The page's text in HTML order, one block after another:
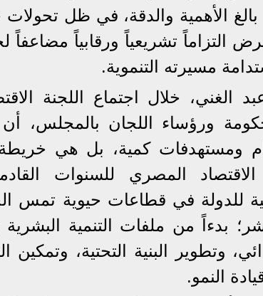
الأهمية والدقة، في ظل تحولات
التزاماً تشريعياً ورقابياً
مسيرته التنموية.
الغني، خلال اجتماع اللجنة
ورؤساء اللجان بالمجلس، أن
ومستهدفات كمية، بل هي
المصري للسنوات
للدولة في قطاعات حيوية تمس
بدءاً من ملفات التنمية
وتطوير البنية التحتية،
النمو.